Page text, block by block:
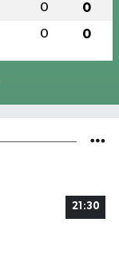
0 0
0 0
21:30